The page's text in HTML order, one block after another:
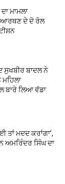
ਮਾਮਲਾ
ਦੇ ਦੋ ਰੋਲ
ਸੁਖਬੀਰ ਬਾਦਲ ਨੇ
ਮਹਿਲਾ
ਬਾਰੇ ਲਿਆ ਵੱਡਾ
ਤਾਂ ਮਦਦ ਕਰਾਂਗਾ’,
ਅਮਰਿੰਦਰ ਸਿੰਘ ਦਾ